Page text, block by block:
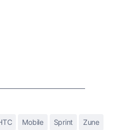
Mobile Sprint Zune